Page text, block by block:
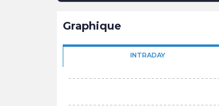
Graphique
INTRADAY